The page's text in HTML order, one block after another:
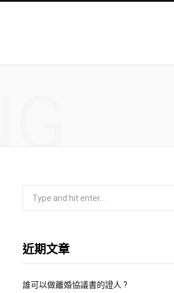
c
f
近期文章
誰可以做離婚協議書的證人 ?